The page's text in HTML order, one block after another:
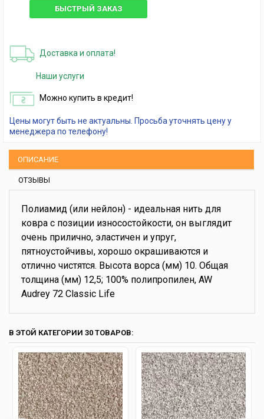
БЫСТРЫЙ ЗАКАЗ
Доставка и оплата!
Наши услуги
Можно купить в кредит!
Цены могут быть не актуальны. Просьба уточнять цену у
менеджера по телефону!
ОПИСАНИЕ
ОТЗЫВЫ
Полиамид (или нейлон) - идеальная нить для
ковра с позиции износостойкости, он выглядит
очень прилично, эластичен и упруг,
пятноустойчивы, хорошо окрашиваются и
отлично чистятся. Высота ворса (мм) 10. Общая
толщина (мм) 12,5; 100% полипропилен, AW
Audrey 72 Classic Life
В ЭТОЙ КАТЕГОРИИ 30 ТОВАРОВ: